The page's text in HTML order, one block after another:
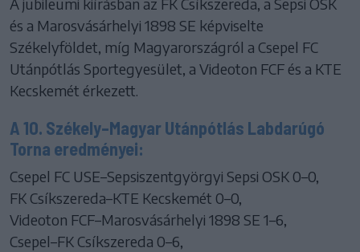
A jubileumi kiírásban az FK Csíkszereda, a Sepsi OSK
és a Marosvásárhelyi 1898 SE képviselte
Székelyföldet, míg Magyarországról a Csepel FC
Utánpótlás Sportegyesület, a Videoton FCF és a KTE
Kecskemét érkezett.
A 10. Székely–Magyar Utánpótlás Labdarúgó
Torna eredményei:
Csepel FC USE–Sepsiszentgyörgyi Sepsi OSK 0–0,
FK Csíkszereda–KTE Kecskemét 0–0,
Videoton FCF–Marosvásárhelyi 1898 SE 1–6,
Csepel–FK Csíkszereda 0–6,